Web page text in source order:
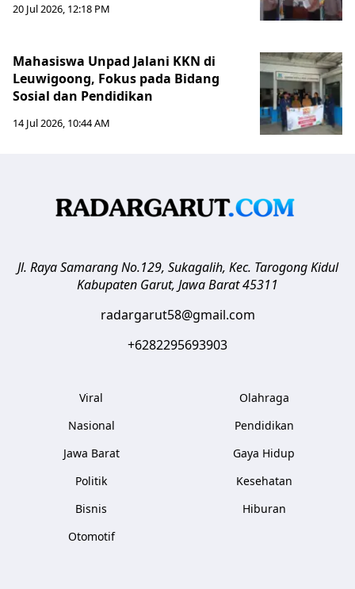
20 Jul 2026, 12:18 PM
Mahasiswa Unpad Jalani KKN di
Leuwigoong, Fokus pada Bidang
Sosial dan Pendidikan
14 Jul 2026, 10:44 AM
Jl. Raya Samarang No.129, Sukagalih, Kec. Tarogong Kidul
Kabupaten Garut, Jawa Barat45311
radargarut58@gmail.com
+6282295693903
Viral
Nasional
Jawa Barat
Politik
Bisnis
Otomotif
Olahraga
Pendidikan
Gaya Hidup
Kesehatan
Hiburan